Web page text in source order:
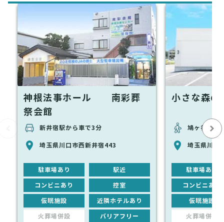
神根法事ホール 南彩葬
祭会館
新井宿駅から車で3分
埼玉県川口市西新井宿443
駐車場あり 駅近
コンビニあり 控室
仮眠施設 近隣ホテルあり
火葬場併設 バリアフリー
小さな森の
鳩ヶ谷駅か
埼玉県川口
駐車場あり
コンビニあり
仮眠施設
火葬場併設